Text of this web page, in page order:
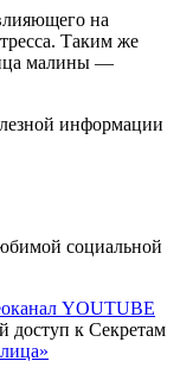
на
Таким же
малины —
информации
социальной
YOUTUBE
доступ к Секретам